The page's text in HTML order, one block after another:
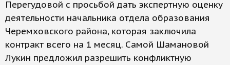
Перегудовой с просьбой дать экспертную оценку
деятельности начальника отдела образования
Черемховского района, которая заключила
контракт всего на 1 месяц. Самой Шамановой
Лукин предложил разрешить конфликтную